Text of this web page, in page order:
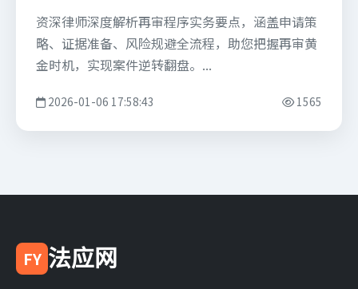
资深律师深度解析再审程序实务要点，涵盖申请策
略、证据准备、风险规避全流程，助您把握再审黄
金时机，实现案件逆转翻盘。...
2026-01-06 17:58:43 1565
FY 法应网